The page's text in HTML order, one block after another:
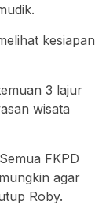
kesiapan
3 lajur
wisata
FKPD
agar
Roby.